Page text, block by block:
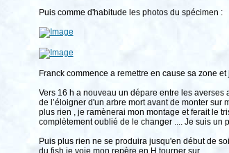
Puis comme d'habitude les photos du spécimen :
Franck commence a remettre en cause sa zone
Vers 16 h a nouveau un dépare entre les
de l’éloigner d'un arbre mort avant de monter
plus rien , je ramènerai mon montage et ferait le
complètement oublié de le changer .... Je suis un
Puis plus rien ne se produira jusqu'en début de
du fish je voie mon repère en H tourner sur